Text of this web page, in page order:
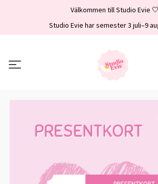
Välkommen till Studio Evie 🤍
Studio Evie har semester 3 juli–9